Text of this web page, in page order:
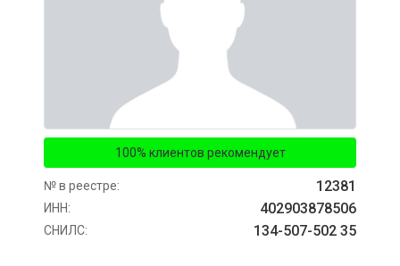
100% клиентов рекомендует
№ в реестре: 12381
ИНН: 402903878506
СНИЛС: 134-507-502 35